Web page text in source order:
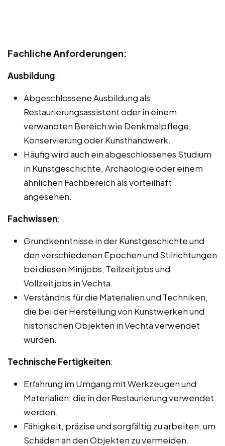
Fachliche Anforderungen:
Ausbildung:
Abgeschlossene Ausbildung als
Restaurierungsassistent oder in einem
verwandten Bereich wie Denkmalpflege,
Konservierung oder Kunsthandwerk.
Häufig wird auch ein abgeschlossenes Studium
in Kunstgeschichte, Archäologie oder einem
ähnlichen Fachbereich als vorteilhaft
angesehen.
Fachwissen:
Grundkenntnisse in der Kunstgeschichte und
den verschiedenen Epochen und Stilrichtungen
bei diesen Minijobs, Teilzeitjobs und
Vollzeitjobs in Vechta.
Verständnis für die Materialien und Techniken,
die bei der Herstellung von Kunstwerken und
historischen Objekten in Vechta verwendet
wurden.
Technische Fertigkeiten:
Erfahrung im Umgang mit Werkzeugen und
Materialien, die in der Restaurierung verwendet
werden.
Fähigkeit, präzise und sorgfältig zu arbeiten, um
Schäden an den Objekten zu vermeiden.